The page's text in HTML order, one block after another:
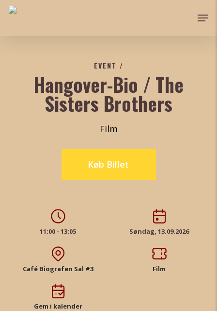
Skip
EVENT /
Hangover-Bio / The
Sisters Brothers
Film
Køb Billet
11:00 - 13:05 Søndag, 13.09.2026
Café Biografen Sal #3 Film
Gem i kalender